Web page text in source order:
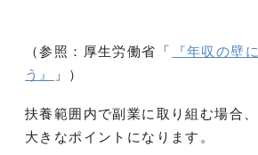
（参照：厚生労働省「
『年収の壁
う』
」）
扶養範囲内で副業に取り組む場合
大きなポイントになります。